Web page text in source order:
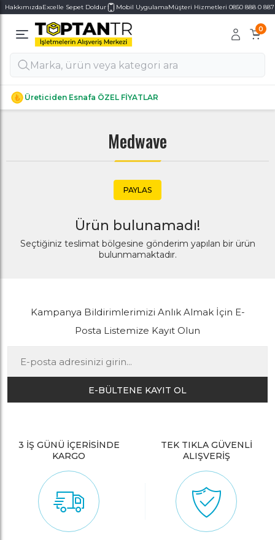
HakkımızdaExcelle Sepet Doldur Mobil UygulamaMüşteri Hizmetleri 0850 888 0 887
0
Üreticiden Esnafa ÖZEL FİYATLAR
Alt Kategoriler
Alt Kategoriler
Medwave
PAYLAS
Ürün bulunamadı!
Seçtiğiniz teslimat bölgesine gönderim yapılan bir ürün
bulunmamaktadır.
Kampanya Bildirimlerimizi Anlık Almak İçin E-
Posta Listemize Kayıt Olun
E-BÜLTENE KAYIT OL
3 İŞ GÜNÜ İÇERİSİNDE
KARGO
TEK TIKLA GÜVENLİ
ALIŞVERİŞ